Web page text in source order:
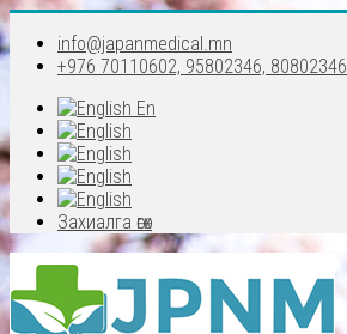
info@japanmedical.mn
+976 70110602, 95802346, 80802346
En
Захиалга өгөх